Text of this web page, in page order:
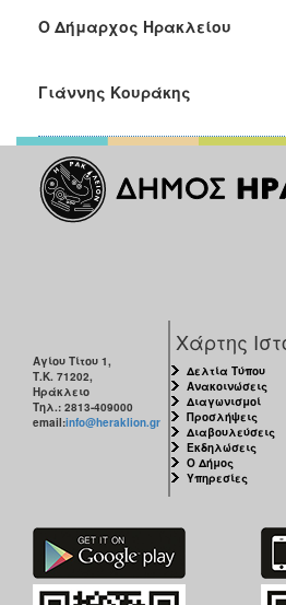
Ο Δήμαρχος Ηρακλείου
Γιάννης Κουράκης
Αγίου Τίτου 1,
Τ.Κ. 71202,
Ηράκλειο
Τηλ.: 2813-409000
email:info@heraklion.gr
Χάρτης
Δελτία Τύπου
Ανακοινώσεις
Διαγωνισμοί
Προσλήψεις
Διαβουλεύσεις
Εκδηλώσεις
Ο Δήμος
Υπηρεσίες